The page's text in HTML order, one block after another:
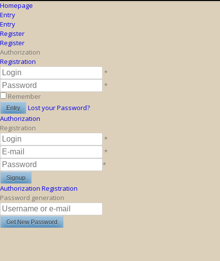
Homepage
Entry
Entry
Register
Register
Authorization
Registration
*
*
Remember
Lost your Password?
Authorization
Registration
*
*
*
Authorization Registration
Password generation